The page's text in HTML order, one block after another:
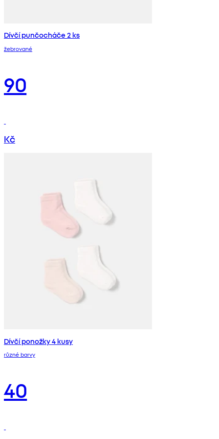
Dívčí punčocháče 2 ks
žebrované
90
Kč
Dívčí ponožky 4 kusy
různé barvy
40